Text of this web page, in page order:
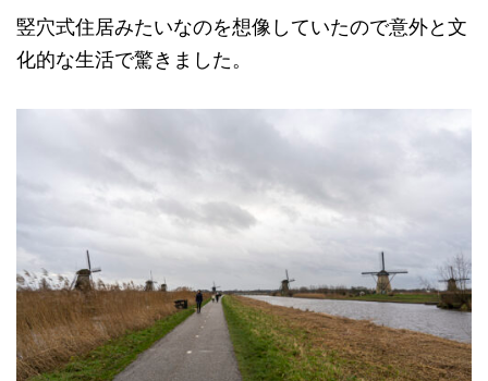
竪穴式住居みたいなのを想像していたので意外と文
化的な生活で驚きました。